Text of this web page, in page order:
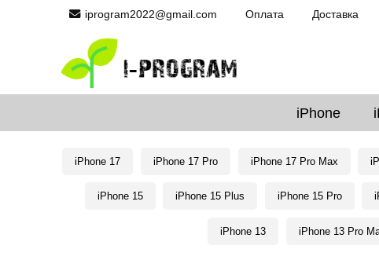
iprogram2022@gmail.com Оплата Доставка
iPhone
iPhone 17 iPhone 17 Pro iPhone 17 Pro Max
iPhone 15 iPhone 15 Plus iPhone 15 Pro
iPhone 13 iPhone 13 Pro